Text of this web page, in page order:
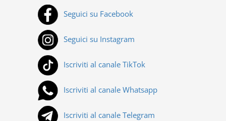
Seguici su Facebook
Seguici su Instagram
Iscriviti al canale TikTok
Iscriviti al canale Whatsapp
Iscriviti al canale Telegram